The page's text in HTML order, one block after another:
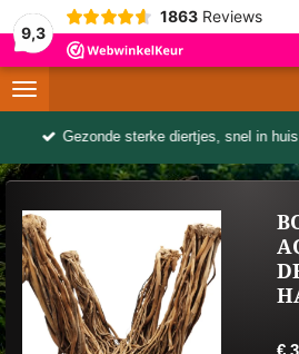
9,3
1863 Reviews
Gezonde sterke diertjes, snel in
€